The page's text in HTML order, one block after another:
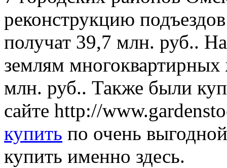
реконструкцию
получат 39,7 млн. руб..
землям
млн. руб.. Также были
сайте http://
купить по очень
купить именно здесь.